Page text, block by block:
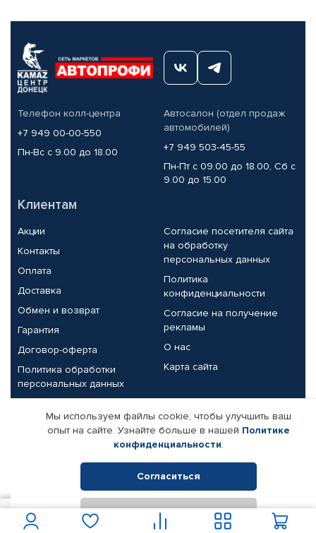
Телефон колл-центра
+7 949 00-00-550
Пн-Вс с 9.00 до 18.00
Автосалон (отдел продаж
автомобилей)
+7 949 503-45-55
Пн-Пт с 09.00 до 18.00, Сб с
9.00 до 15.00
Клиентам
Акции
Контакты
Оплата
Доставка
Обмен и возврат
Гарантия
Договор-оферта
Политика обработки
персональных данных
Согласие посетителя сайта
на обработку
персональных данных
Политика
конфиденциальности
Согласие на получение
рекламы
О нас
Карта сайта
Партнерам
Корпоративным клиентам
Поставщикам
Реквизиты компании
© КАМАЗ ЦЕНТР ДОНЕЦК, 2015-2026. Все права защищены.
Интернет-магазин автомобильных товаров Автопрофи.
Мы используем файлы cookie, чтобы улучшить ваш
опыт на сайте. Узнайте больше в нашей Политике
конфиденциальности.
Согласиться
Отклонить
В корзину